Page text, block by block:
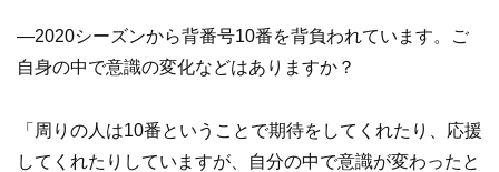
―2020シーズンから背番号10番を背負われています。ご
自身の中で意識の変化などはありますか？
「周りの人は10番ということで期待をしてくれたり、応援
してくれたりしていますが、自分の中で意識が変わったと